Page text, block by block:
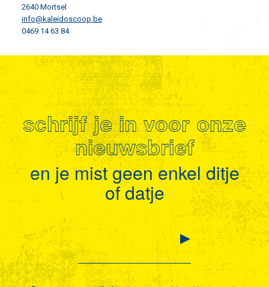
2640 Mortsel
info@kaleidoscoop.be
0469 14 63 84
schrijf je in voor onze
nieuwsbrief
en je mist geen enkel ditje
of datje